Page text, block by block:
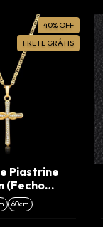
40% OFF
FRETE GRÁTIS
Piastrine
(Fecho
+ Pingente
Cravejada
60cm